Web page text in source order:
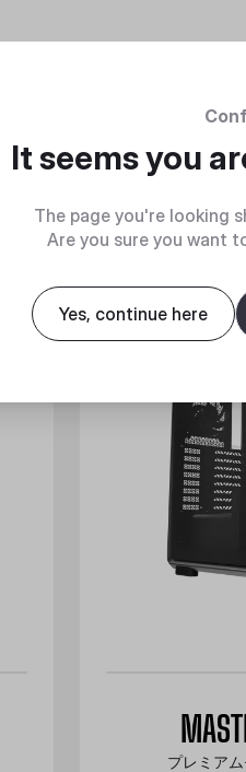
New
プレミア
It seems you
The page you're looking
Are you sure you want
Yes, continue here